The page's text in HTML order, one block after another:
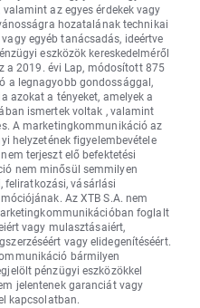
az egyes érdekek vagy
hozatalának technikai
egyéb tanácsadás, ideértve
eszközök kereskedelméről
a 2019. évi Lap, módosított 875
a legnagyobb gondossággal,
azokat a tényeket, amelyek a
ismertek voltak , valamint
A marketingkommunikáció az
helyzetének figyelembevétele
terjeszt elő befektetési
nem minősül semmilyen
feliratkozási, vásárlási
Az XTB S.A. nem
foglalt
vagy mulasztásaiért,
vagy elidegenítéséért.
bármilyen
pénzügyi eszközökkel
jelentenek garanciát vagy
kapcsolatban.